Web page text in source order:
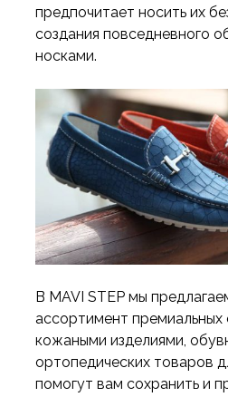
предпочитает носить их
создания повседневного
носками.
В MAVI STEP мы
ассортимент премиальных
кожаными изделиями,
ортопедических товаров
помогут вам сохранить и